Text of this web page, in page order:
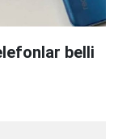
belli